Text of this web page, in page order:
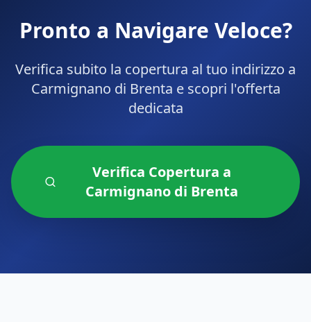
Pronto a Navigare Veloce?
Verifica subito la copertura al tuo indirizzo a
Carmignano di Brenta e scopri l'offerta
dedicata
Verifica Copertura a
Carmignano di Brenta